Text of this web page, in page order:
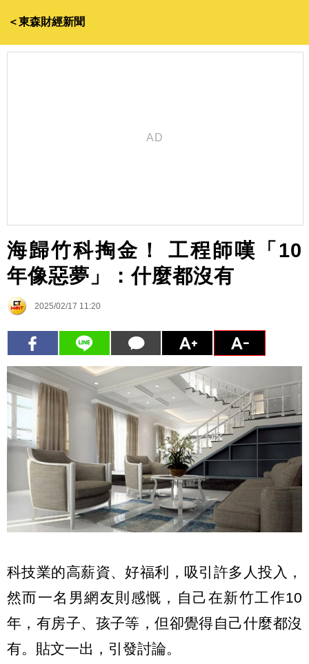
＜東森財經新聞
海歸竹科掏金！ 工程師嘆「10
年像惡夢」：什麼都沒有
2025/02/17 11:20
科技業的高薪資、好福利，吸引許多人投入，
然而一名男網友則感慨，自己在新竹工作10
年，有房子、孩子等，但卻覺得自己什麼都沒
有。貼文一出，引發討論。